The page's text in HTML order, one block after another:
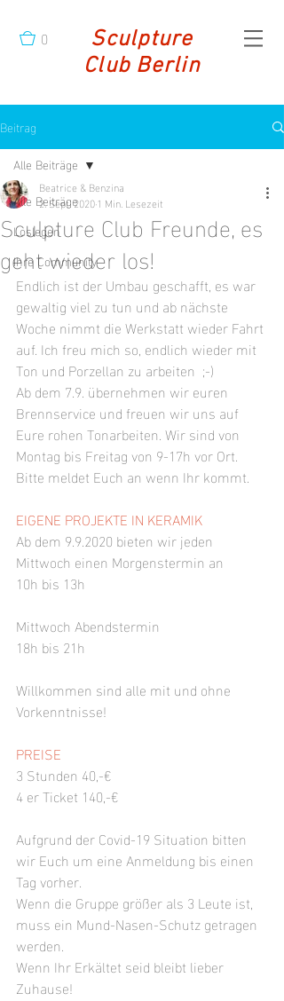
0
Sculpture
Club Berlin
Beitrag
Alle Beiträge
Loslegen
Ihre Community
Alle Beiträge
Sculpture Club Freunde, es
geht wieder los!
Beatrice & Benzina
2. Sept. 20201 Min. Lesezeit
Endlich ist der Umbau geschafft, es war
gewaltig viel zu tun und ab nächste
Woche nimmt die Werkstatt wieder Fahrt
auf. Ich freu mich so, endlich wieder mit
Ton und Porzellan zu arbeiten  ;-)
Ab dem 7.9. übernehmen wir euren
Brennservice und freuen wir uns auf
Eure rohen Tonarbeiten. Wir sind von
Montag bis Freitag von 9-17h vor Ort.
Bitte meldet Euch an wenn Ihr kommt.
EIGENE PROJEKTE IN KERAMIK
Ab dem 9.9.2020 bieten wir jeden
Mittwoch einen Morgenstermin an
10h bis 13h
Mittwoch Abendstermin
18h bis 21h
Willkommen sind alle mit und ohne
Vorkenntnisse!
PREISE
3 Stunden 40,-€
4 er Ticket 140,-€
Aufgrund der Covid-19 Situation bitten
wir Euch um eine Anmeldung bis einen
Tag vorher.
Wenn die Gruppe größer als 3 Leute ist,
muss ein Mund-Nasen-Schutz getragen
werden.
Wenn Ihr Erkältet seid bleibt lieber
Zuhause!